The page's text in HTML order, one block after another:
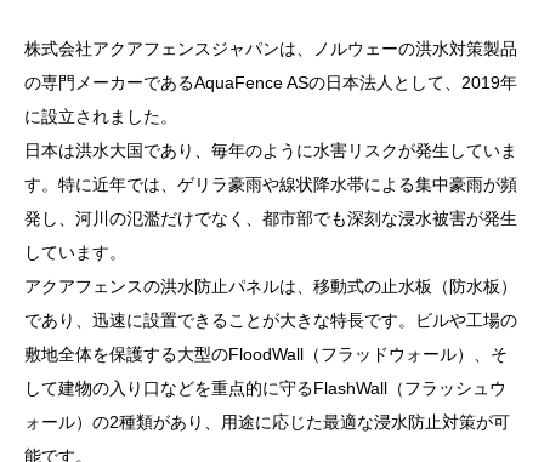
株式会社アクアフェンスジャパンは、ノルウェーの洪水対策製品
の専門メーカーであるAquaFence ASの日本法人として、2019年
に設立されました。
日本は洪水大国であり、毎年のように水害リスクが発生していま
す。特に近年では、ゲリラ豪雨や線状降水帯による集中豪雨が頻
発し、河川の氾濫だけでなく、都市部でも深刻な浸水被害が発生
しています。
アクアフェンスの洪水防止パネルは、移動式の止水板（防水板）
であり、迅速に設置できることが大きな特長です。ビルや工場の
敷地全体を保護する大型のFloodWall（フラッドウォール）、そ
して建物の入り口などを重点的に守るFlashWall（フラッシュウ
ォール）の2種類があり、用途に応じた最適な浸水防止対策が可
能です。